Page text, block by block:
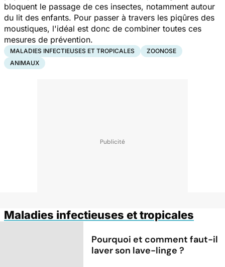
bloquent le passage de ces insectes, notamment autour
du lit des enfants. Pour passer à travers les piqûres des
moustiques, l'idéal est donc de combiner toutes ces
mesures de prévention.
MALADIES INFECTIEUSES ET TROPICALES
ZOONOSE
ANIMAUX
Maladies infectieuses et tropicales
Pourquoi et comment faut-il
laver son lave-linge ?